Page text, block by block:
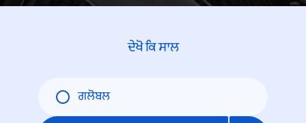
ਦੇਖੋ ਕਿ ਸਾਲ
ਗਲੋਬਲ